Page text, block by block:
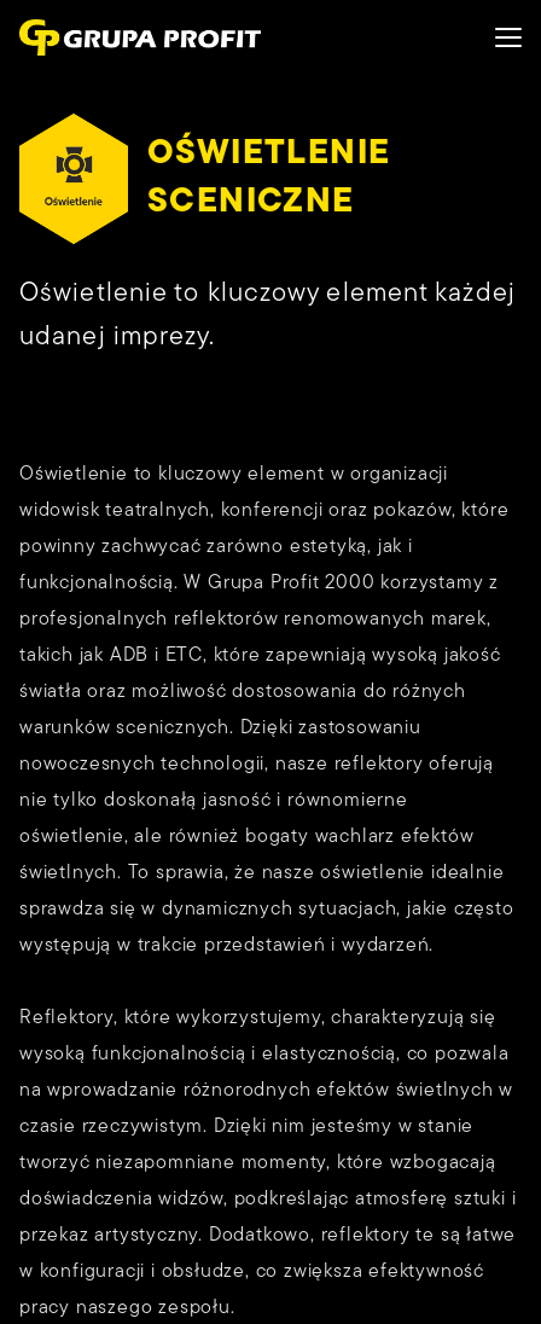
OŚWIETLENIE
SCENICZNE
Oświetlenie to kluczowy element każdej
udanej imprezy.
Oświetlenie to kluczowy element w organizacji
widowisk teatralnych, konferencji oraz pokazów, które
powinny zachwycać zarówno estetyką, jak i
funkcjonalnością. W Grupa Profit 2000 korzystamy z
profesjonalnych reflektorów renomowanych marek,
takich jak ADB i ETC, które zapewniają wysoką jakość
światła oraz możliwość dostosowania do różnych
warunków scenicznych. Dzięki zastosowaniu
nowoczesnych technologii, nasze reflektory oferują
nie tylko doskonałą jasność i równomierne
oświetlenie, ale również bogaty wachlarz efektów
świetlnych. To sprawia, że nasze oświetlenie idealnie
sprawdza się w dynamicznych sytuacjach, jakie często
występują w trakcie przedstawień i wydarzeń.
Reflektory, które wykorzystujemy, charakteryzują się
wysoką funkcjonalnością i elastycznością, co pozwala
na wprowadzanie różnorodnych efektów świetlnych w
czasie rzeczywistym. Dzięki nim jesteśmy w stanie
tworzyć niezapomniane momenty, które wzbogacają
doświadczenia widzów, podkreślając atmosferę sztuki i
przekaz artystyczny. Dodatkowo, reflektory te są łatwe
w konfiguracji i obsłudze, co zwiększa efektywność
pracy naszego zespołu.